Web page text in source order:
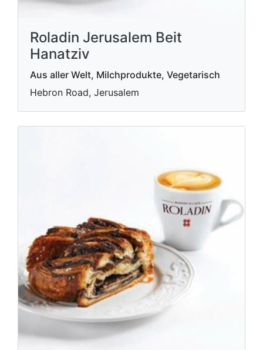
Roladin Jerusalem Beit
Hanatziv
Aus aller Welt, Milchprodukte, Vegetarisch
Hebron Road, Jerusalem